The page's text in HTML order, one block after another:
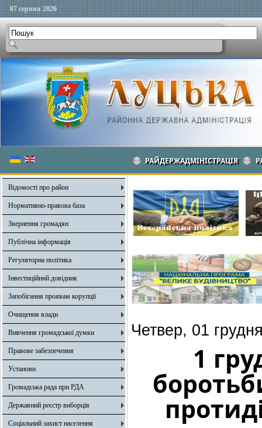
07 серпня 2026
РАЙДЕРЖАДМІНІСТРАЦІЯ
Відомості про район
Нормативно-правова база
Звернення громадян
Публічна інформація
Регуляторна політика
Інвестиційний довідник
Запобігання проявам корупції
Очищення влади
Вивчення громадської думки
Правове забезпечення
Установи
Громадська рада при РДА
Державний реєстр виборців
Соціальний захист населення
Четвер, 01
1